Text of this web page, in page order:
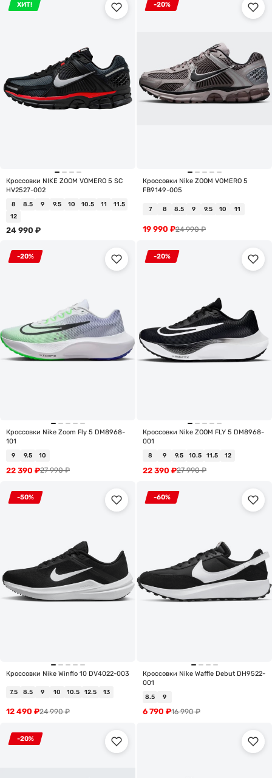
ХИТ!
Кроссовки NIKE ZOOM VOMERO 5 SC
HV2527-002
8 8.5 9 9.5 10 10.5 11
11.5
12
24 990 ₽
-20%
Кроссовки Nike ZOOM VOMERO 5
FB9149-005
7 8 8.5 9 9.5 10 11
24 990₽
19 990 ₽
-20%
Кроссовки Nike Zoom Fly 5 DM8968-
101
9 9.5 10
27 990₽
22 390 ₽
-20%
Кроссовки Nike ZOOM FLY 5 DM8968-
001
8 9 9.5 10.5 11.5 12
27 990₽
22 390 ₽
-50%
Кроссовки Nike Winflo 10 DV4022-003
7.5 8.5 9 10 10.5 12.5 13
24 990₽
12 490 ₽
-60%
Кроссовки Nike Waffle Debut DH9522-
001
8.5 9
16 990₽
6 790 ₽
-20%